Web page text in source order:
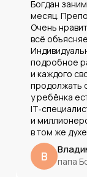
Богдан
месяц.
Очень
всё
подробное
и каждого
продолжать
у ребёнка
и
в том же
В папа